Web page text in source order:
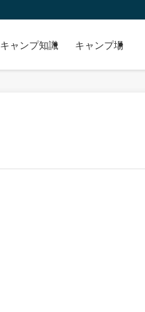
キャンプ知識 キャンプ場